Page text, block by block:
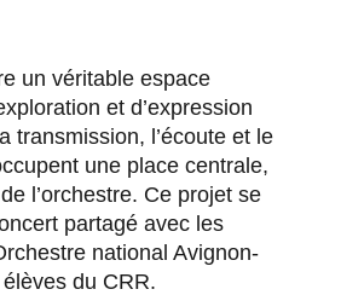
un véritable espace
et d’expression
transmission, l’écoute et le
une place centrale,
l’orchestre. Ce projet se
partagé avec les
national Avignon-
du CRR.